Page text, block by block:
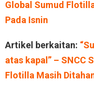
Global Sumud
Pada Isnin
Artikel berkaitan:
atas kapal” – SNCC
Flotilla Masih